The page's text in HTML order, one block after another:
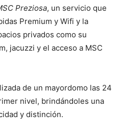
Preziosa, un servicio que
Premium y Wifi y la
privados como su
jacuzzi y el acceso a MSC
de un mayordomo las 24
nivel, brindándoles una
y distinción.